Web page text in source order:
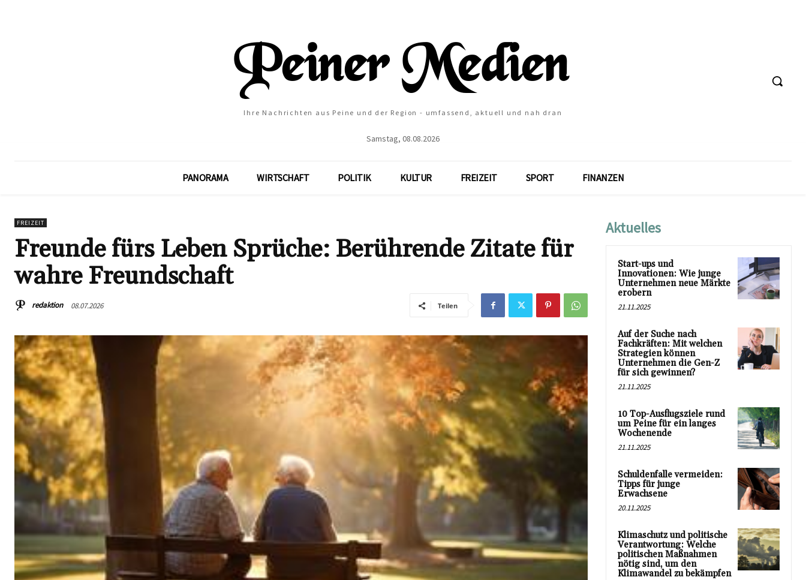
Ihre Nachrichten aus Peine und der Region - umfassend, aktuell und nah dran
Samstag, 08.08.2026
PANORAMA WIRTSCHAFT POLITIK KULTUR FREIZEIT SPORT FINANZEN
FREIZEIT
Freunde fürs Leben Sprüche: Berührende Zitate für
wahre Freundschaft
redaktion 08.07.2026 Teilen
Aktuelles
Start-ups und
Innovationen: Wie junge
Unternehmen neue Märkte
erobern
21.11.2025
Auf der Suche nach
Fachkräften: Mit welchen
Strategien können
Unternehmen die Gen-Z
für sich gewinnen?
21.11.2025
10 Top-Ausflugsziele rund
um Peine für ein langes
Wochenende
21.11.2025
Schuldenfalle vermeiden:
Tipps für junge
Erwachsene
20.11.2025
Klimaschutz und politische
Verantwortung: Welche
politischen Maßnahmen
nötig sind, um den
Klimawandel zu bekämpfen